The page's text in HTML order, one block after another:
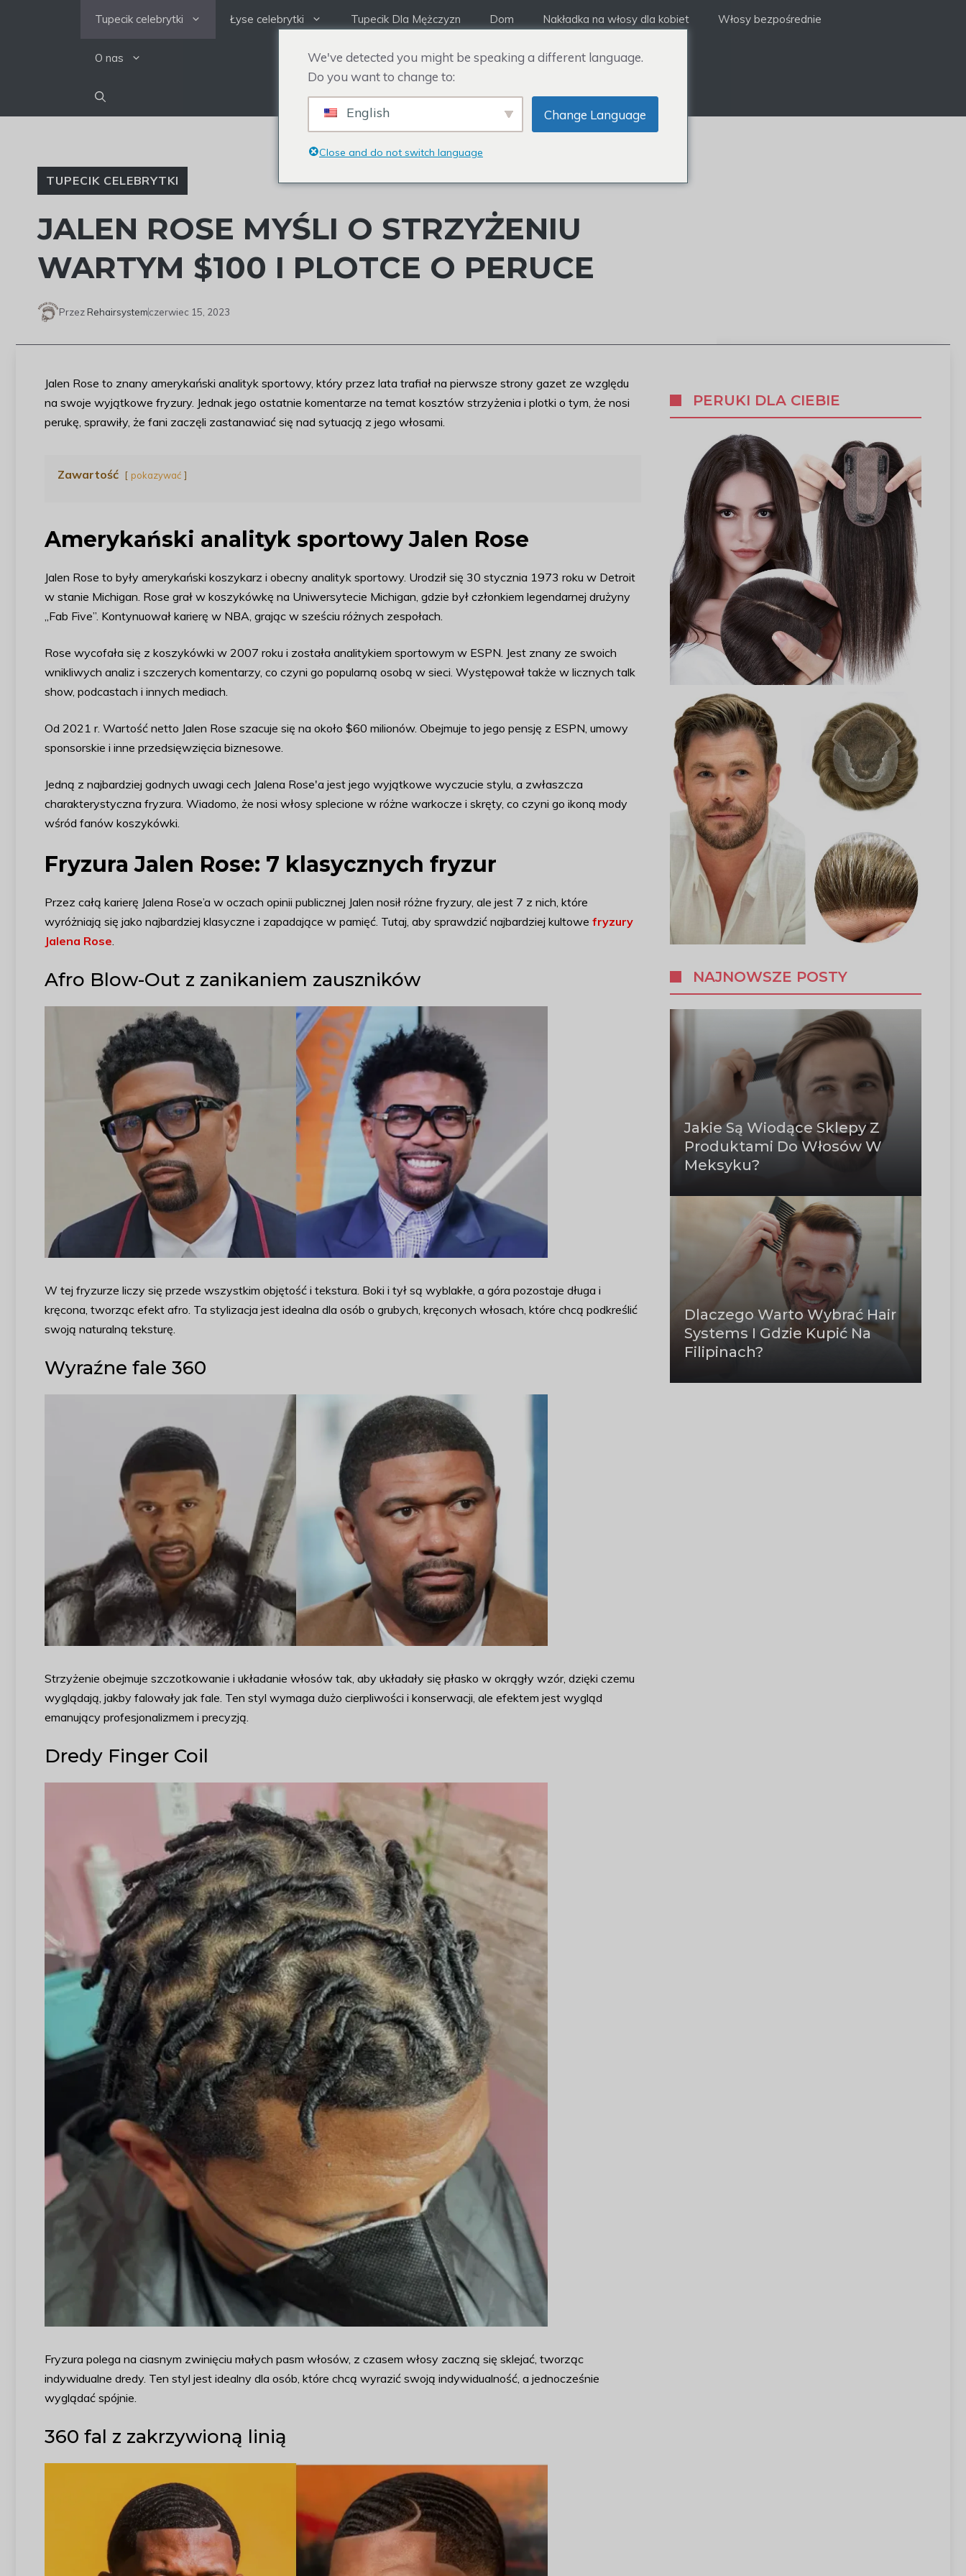
Tupecik celebrytki Łyse celebrytki Tupecik Dla Mężczyzn Dom Nakładka na włosy dla kobiet Włosy bezpośrednie
O nas
TUPECIK CELEBRYTKI
JALEN ROSE MYŚLI O STRZYŻENIU
WARTYM $100 I PLOTCE O PERUCE
Przez Rehairsystemczerwiec 15, 2023
Jalen Rose to znany amerykański analityk sportowy, który przez lata trafiał na pierwsze strony gazet ze względu
na swoje wyjątkowe fryzury. Jednak jego ostatnie komentarze na temat kosztów strzyżenia i plotki o tym, że nosi
perukę, sprawiły, że fani zaczęli zastanawiać się nad sytuacją z jego włosami.
Zawartość pokazywać
Amerykański analityk sportowy Jalen Rose
Jalen Rose to były amerykański koszykarz i obecny analityk sportowy. Urodził się 30 stycznia 1973 roku w Detroit
w stanie Michigan. Rose grał w koszykówkę na Uniwersytecie Michigan, gdzie był członkiem legendarnej drużyny
„Fab Five”. Kontynuował karierę w NBA, grając w sześciu różnych zespołach.
Rose wycofała się z koszykówki w 2007 roku i została analitykiem sportowym w ESPN. Jest znany ze swoich
wnikliwych analiz i szczerych komentarzy, co czyni go popularną osobą w sieci. Występował także w licznych talk
show, podcastach i innych mediach.
Od 2021 r. Wartość netto Jalen Rose szacuje się na około $60 milionów. Obejmuje to jego pensję z ESPN, umowy
sponsorskie i inne przedsięwzięcia biznesowe.
Jedną z najbardziej godnych uwagi cech Jalena Rose'a jest jego wyjątkowe wyczucie stylu, a zwłaszcza
charakterystyczna fryzura. Wiadomo, że nosi włosy splecione w różne warkocze i skręty, co czyni go ikoną mody
wśród fanów koszykówki.
Fryzura Jalen Rose: 7 klasycznych fryzur
Przez całą karierę Jalena Rose’a w oczach opinii publicznej Jalen nosił różne fryzury, ale jest 7 z nich, które
wyróżniają się jako najbardziej klasyczne i zapadające w pamięć. Tutaj, aby sprawdzić najbardziej kultowe fryzury
Jalena Rose.
Afro Blow-Out z zanikaniem zauszników
W tej fryzurze liczy się przede wszystkim objętość i tekstura. Boki i tył są wyblakłe, a góra pozostaje długa i
kręcona, tworząc efekt afro. Ta stylizacja jest idealna dla osób o grubych, kręconych włosach, które chcą podkreślić
swoją naturalną teksturę.
Wyraźne fale 360
Strzyżenie obejmuje szczotkowanie i układanie włosów tak, aby układały się płasko w okrągły wzór, dzięki czemu
wyglądają, jakby falowały jak fale. Ten styl wymaga dużo cierpliwości i konserwacji, ale efektem jest wygląd
emanujący profesjonalizmem i precyzją.
Dredy Finger Coil
Fryzura polega na ciasnym zwinięciu małych pasm włosów, z czasem włosy zaczną się sklejać, tworząc
indywidualne dredy. Ten styl jest idealny dla osób, które chcą wyrazić swoją indywidualność, a jednocześnie
wyglądać spójnie.
360 fal z zakrzywioną linią
PERUKI DLA CIEBIE
NAJNOWSZE POSTY
Jakie Są Wiodące Sklepy Z
Produktami Do Włosów W
Meksyku?
Dlaczego Warto Wybrać Hair
Systems I Gdzie Kupić Na
Filipinach?
We've detected you might be speaking a different language.
Do you want to change to:
English Change Language
Close and do not switch language